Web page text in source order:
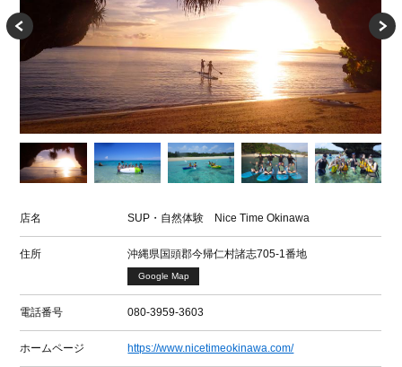
店名 SUP・自然体験 Nice Time Okinawa
住所 沖縄県国頭郡今帰仁村諸志705-1番地
Google Map
電話番号 080-3959-3603
ホームページ https://www.nicetimeokinawa.com/